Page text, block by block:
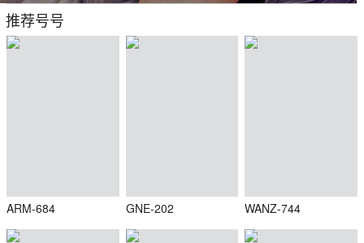
推荐号号
ARM-684 GNE-202 WANZ-744